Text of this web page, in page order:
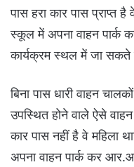
पास हरा कार पास प्राप्त
स्कूल में अपना वाहन
कार्यक्रम स्थल में जा सकते
बिना पास धारी वाहन
उपस्थित होने वाले ऐसे
कार पास नहीं है वे महिला
अपना वाहन पार्क कर